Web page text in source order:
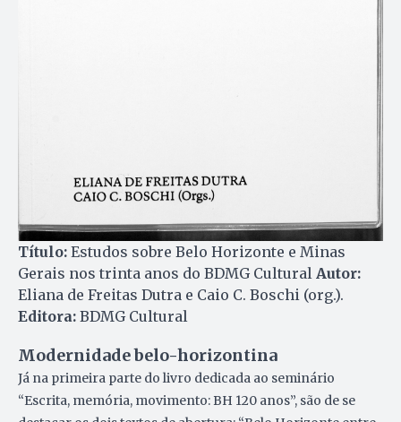
Título: Estudos sobre Belo Horizonte e Minas
Gerais nos trinta anos do BDMG Cultural Autor:
Eliana de Freitas Dutra e Caio C. Boschi (org.).
Editora: BDMG Cultural
Modernidade belo-horizontina
Já na primeira parte do livro dedicada ao seminário
“Escrita, memória, movimento: BH 120 anos”, são de se